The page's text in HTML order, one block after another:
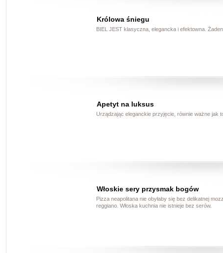
Królowa śniegu
BIEL JEST klasyczna, elegancka i efektowna.
Apetyt na luksus
Urządzając eleganckie przyjęcie, równie ważne jak
Włoskie sery przysmak bogów
Pizza neapolitana nie obyłaby się bez delikatnej
reggiano. Włoska kuchnia nie istnieje bez serów.